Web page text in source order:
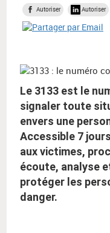
Autoriser Autoriser
Le 3133 est le
signaler toute
envers une
Accessible 7
aux victimes,
écoute, analyse
protéger les
danger.